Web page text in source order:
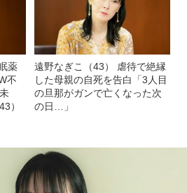
薬
不
）
遠野なぎこ（43） 虐待で絶縁
した母親の自死を告白「3人目
の旦那がガンで亡くなった次
の日…」